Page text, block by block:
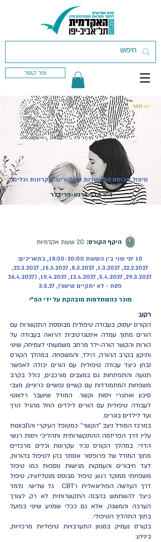
צור קשר
חזור >>
טיפול מבוסס התקשרות עם הורים: עקרונות וכלים
ד"ר הדר ברנט-פרידלר
היקף הקורס: 20 שעות אקדמיות
10 ימי שני בין השעות 18:30-20:00, בתאריכים:
22.2.2027
, 1.3.2027, 8.3.2027,
15.3.2027
,
22.3.2027
,
29.3.2027
, 5.4.2027,
12.4.2027
,
19.4.2027
,
(26.4.2027
פסח - לא יתקיים שיעור), 3.5.27
מוכר כהשתלמות מובהקת על ידי הפ"י
רקע:
הקורס יעסוק בעבודה טיפולית מבוססת התקשרות עם
הורים מתוך עמדה אינטגרטיבית הרואה בעבודה על
הורות והקשר הורה-ילד מרחב משמעותי לצמיחה, שינוי
ותיקון בקרב ההורה, הילד, והמשפחה. במהלך הקורס
נבחן כיצד עבודה טיפולית עם הורים יכולה לאפשר
תנועה והתפתחות גם במצבים מורכבים, כולל בקרב
משפחות המתמודדות עם קשיים נפשיים כרוניים, מצבי
סיכון ואתגרי ויסות וקשר. המודל שיועבר רלוונטי
לעבודה טיפולית עם הורים לילדים החל מהגיל הרך
ועד לילדים בוגרים.
במרכז המודל ניצב "הקשר" כמטופל העיקרי והתבוננות
עליו דרך הפריזמה ההתקשרותית ותהליכי ויסות רגשי
הדדי. במהלך הקורס נכיר עקרונות וכלים מרכזיים
מתוך המודל של פרופסור אסתר כהן לטיפול בהורות,
לצד חיבורים והעמקות מגישות נוספות כמו טיפול
משפחתי ממוקד רגש, טיפול מבוסס מנטליזציה, טיפול
דרך העדשה הפוליוגאלית ו־CBT גל שלישי. נלמד
כיצד להשתמש בהבנה התקשרותית לא רק לצורך
הערכה והמשגה, אלא גם ככלי שמניע שינוי בפועל
בתוך התהליך הטיפולי.
בקורס נעמיק במגוון התערבויות טיפוליות מרכזיות,
ביניהן: